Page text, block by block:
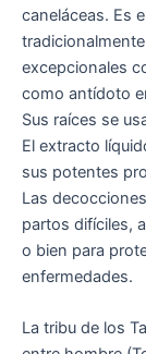
caneláceas. Es
excepcionales
como antídoto
Sus raíces se
El extracto
sus potentes
Las
partos difíciles,
o bien para
enfermedades.
La tribu de los